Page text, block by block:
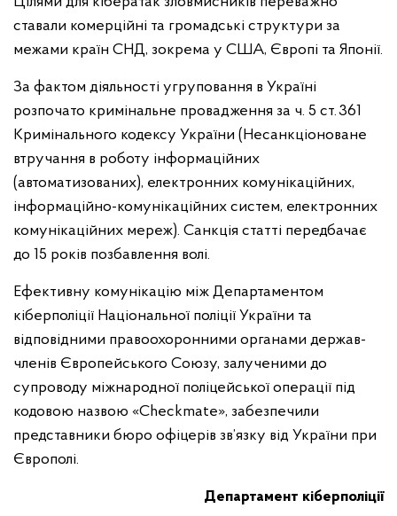
ставали комерційні та громадські структури за
межами країн СНД, зокрема у США, Європі та Японії.
За фактом діяльності угруповання в Україні
розпочато кримінальне провадження за ч. 5 ст. 361
Кримінального кодексу України (Несанкціоноване
втручання в роботу інформаційних
(автоматизованих), електронних комунікаційних,
інформаційно-комунікаційних систем, електронних
комунікаційних мереж). Санкція статті передбачає
до 15 років позбавлення волі.
Ефективну комунікацію між Департаментом
кіберполіції Національної поліції України та
відповідними правоохоронними органами держав-
членів Європейського Союзу, залученими до
супроводу міжнародної поліцейської операції під
кодовою назвою «Checkmate», забезпечили
представники бюро офіцерів зв’язку від України при
Європолі.
Департамент кіберполіції